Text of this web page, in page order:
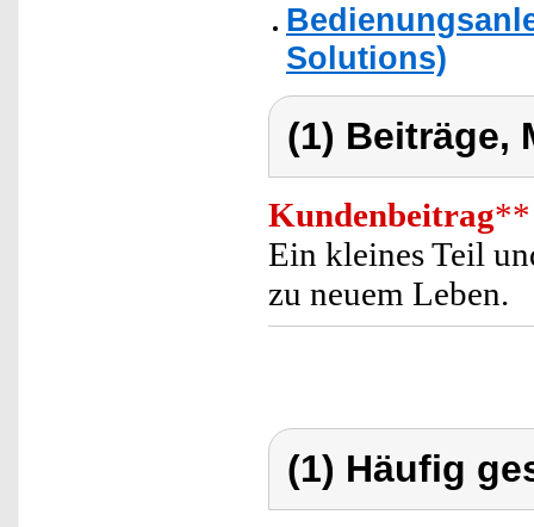
Solutions)
(1) Beiträge,
Kundenbeitrag**
Ein kleines Teil
zu neuem Leben.
(1) Häufig